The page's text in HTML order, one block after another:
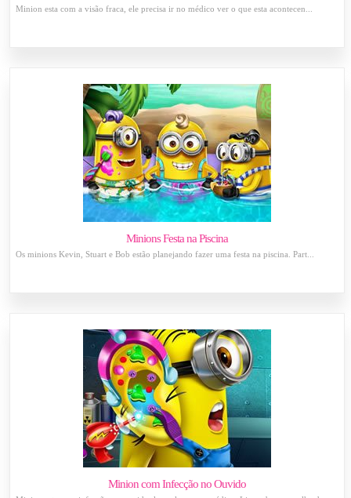
Minion esta com a visão fraca, ele precisa ir no médico ver o que esta acontecen...
Minions Festa na Piscina
Os minions Kevin, Stuart e Bob estão planejando fazer uma festa na piscina. Part...
Minion com Infecção no Ouvido